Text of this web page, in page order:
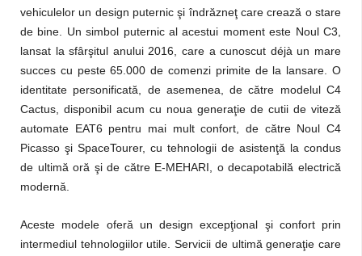
vehiculelor un design puternic şi îndrăzneţ care crează o stare
de bine. Un simbol puternic al acestui moment este Noul C3,
lansat la sfârşitul anului 2016, care a cunoscut déjà un mare
succes cu peste 65.000 de comenzi primite de la lansare. O
identitate personificată, de asemenea, de către modelul C4
Cactus, disponibil acum cu noua generaţie de cutii de viteză
automate EAT6 pentru mai mult confort, de către Noul C4
Picasso şi SpaceTourer, cu tehnologii de asistenţă la condus
de ultimă oră şi de către E-MEHARI, o decapotabilă electrică
modernă.
Aceste modele oferă un design excepţional şi confort prin
intermediul tehnologiilor utile. Servicii de ultimă generaţie care